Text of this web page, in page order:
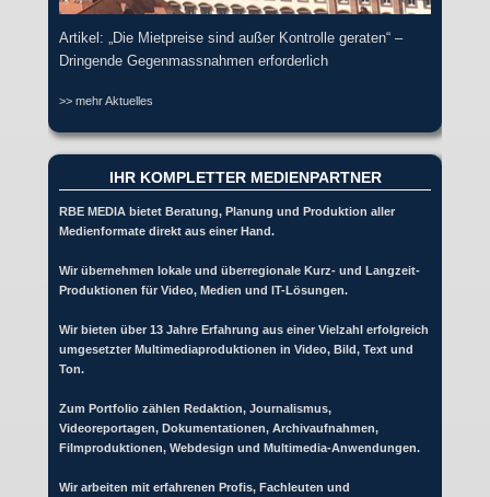
Artikel: „Die Mietpreise sind außer Kontrolle geraten“ –
Dringende Gegenmassnahmen erforderlich
>> mehr Aktuelles
IHR KOMPLETTER MEDIENPARTNER
RBE MEDIA bietet Beratung, Planung und Produktion aller
Medienformate direkt aus einer Hand.
Wir übernehmen lokale und überregionale Kurz- und Langzeit-
Produktionen für Video, Medien und IT-Lösungen.
Wir bieten über 13 Jahre Erfahrung aus einer Vielzahl erfolgreich
umgesetzter Multimediaproduktionen in Video, Bild, Text und
Ton.
Zum Portfolio zählen Redaktion, Journalismus,
Videoreportagen, Dokumentationen, Archivaufnahmen,
Filmproduktionen, Webdesign und Multimedia-Anwendungen.
Wir arbeiten mit erfahrenen Profis, Fachleuten und